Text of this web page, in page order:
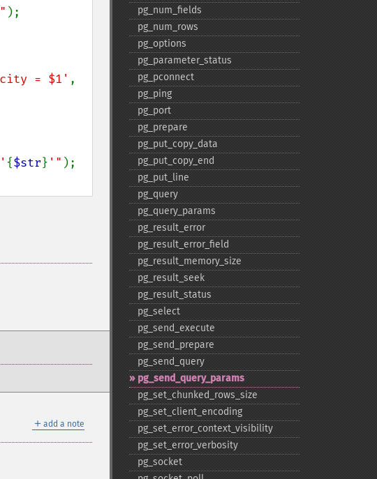
);
= $1' ,
{$str} '"
＋ add a note
pg_​num_​fields
pg_​num_​rows
pg_​options
pg_​parameter_​status
pg_​pconnect
pg_​ping
pg_​port
pg_​prepare
pg_​put_​copy_​data
pg_​put_​copy_​end
pg_​put_​line
pg_​query
pg_​query_​params
pg_​result_​error
pg_​result_​error_​field
pg_​result_​memory_​size
pg_​result_​seek
pg_​result_​status
pg_​select
pg_​send_​execute
pg_​send_​prepare
pg_​send_​query
pg_​send_​query_​params
pg_​set_​chunked_​rows_​size
pg_​set_​client_​encoding
pg_​set_​error_​context_​visibility
pg_​set_​error_​verbosity
pg_​socket